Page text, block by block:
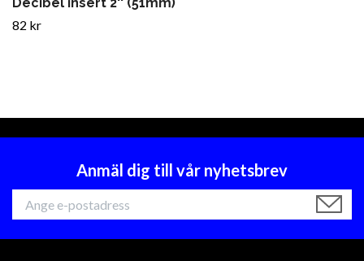
Decibel insert 2'' (51mm)
82 kr
Anmäl dig till vår nyhetsbrev